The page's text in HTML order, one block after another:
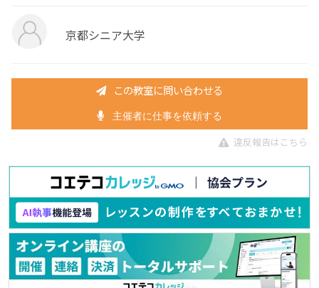
京都シニア大学
この教室に問い合わせる
主催者に仕事を依頼する
違反報告はこちら